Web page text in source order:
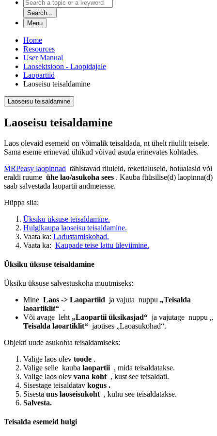
Search...
Menu
Home
Resources
User Manual
Laosektsioon - Laopidajale
Laopartiid
Laoseisu teisaldamine
Laoseisu teisaldamine
Laoseisu teisaldamine
Laos olevaid esemeid on võimalik teisaldada, nt ühelt riiulilt teisele.
Sama eseme erinevad ühikud võivad asuda erinevates kohtades.
MRPeasy laopinnad tähistavad riiuleid, reketialuseid, hoiualasid või
eraldi ruume ühe lao/asukoha sees . Kauba füüsilise(d) laopinna(d)
saab salvestada laopartii andmetesse.
Hüppa siia:
Üksiku üksuse teisaldamine.
Hulgikaupa laoseisu teisaldamine.
Vaata ka: Ladustamiskohad.
Vaata ka: Kaupade teise lattu üleviimine.
Üksiku üksuse teisaldamine
Üksiku üksuse salvestuskoha muutmiseks:
Mine Laos -> Laopartiid ja vajuta nuppu „Teisalda
laoartiklit“ .
Või avage leht „Laopartii üksikasjad“ ja vajutage nuppu „
Teisalda laoartiklit“ jaotises „Laoasukohad“.
Objekti uude asukohta teisaldamiseks:
Valige laos olev toode .
Valige selle kauba laopartii , mida teisaldatakse.
Valige laos olev vana koht , kust see teisaldati.
Sisestage teisaldatav kogus .
Sisesta uus laoseisukoht , kuhu see teisaldatakse.
Salvesta.
Teisalda esemeid hulgi